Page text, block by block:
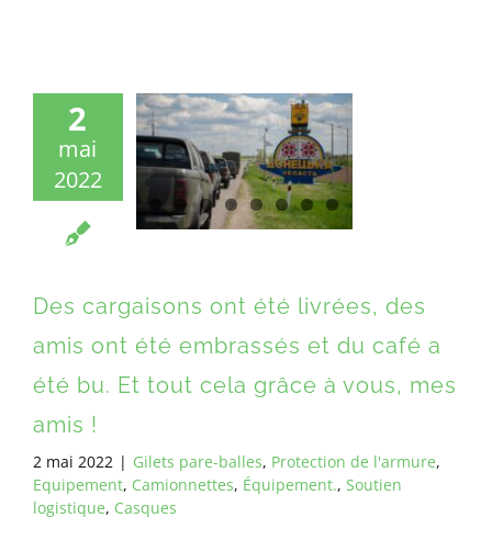
2
mai
2022
Des cargaisons ont été livrées, des
amis ont été embrassés et du café a
été bu. Et tout cela grâce à vous, mes
amis !
2 mai 2022 | Gilets pare-balles, Protection de l'armure,
Equipement, Camionnettes, Équipement., Soutien
logistique, Casques